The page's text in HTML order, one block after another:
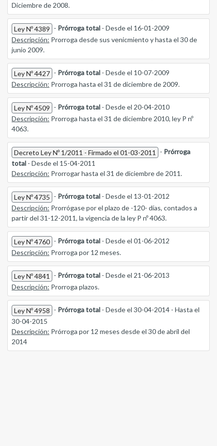
Diciembre de 2008.
Ley Nº 4389 - Prórroga total - Desde el 16-01-2009
Descripción: Prorroga desde sus venicmiento y hasta el 30 de
junio 2009.
Ley Nº 4427 - Prórroga total - Desde el 10-07-2009
Descripción: Prorroga hasta el 31 de diciembre de 2009.
Ley Nº 4509 - Prórroga total - Desde el 20-04-2010
Descripción: Prorroga hasta el 31 de diciembre 2010, ley P nº
4063.
Decreto Ley Nº 1/2011 - Firmado el 01-03-2011 - Prórroga
total - Desde el 15-04-2011
Descripción: Prorrogar hasta el 31 de diciembre de 2011.
Ley Nº 4735 - Prórroga total - Desde el 13-01-2012
Descripción: Prorrógase por el plazo de -120- días, contados a
partir del 31-12-2011, la vigencia de la ley P nº 4063.
Ley Nº 4760 - Prórroga total - Desde el 01-06-2012
Descripción: Prorroga por 12 meses.
Ley Nº 4841 - Prórroga total - Desde el 21-06-2013
Descripción: Prorroga plazos.
Ley Nº 4958 - Prórroga total - Desde el 30-04-2014 - Hasta el
30-04-2015
Descripción: Prórroga por 12 meses desde el 30 de abril del
2014